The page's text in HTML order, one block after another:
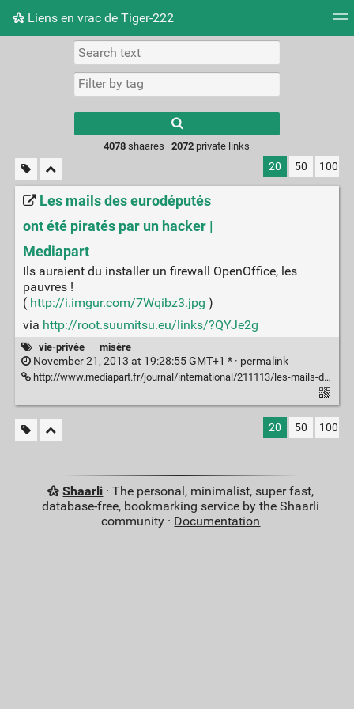
Liens en vrac de Tiger-222
Picture wall
results.
4078 shaares ·2072 private links
20 50 100
Les mails des eurodéputés
ont été piratés par un hacker |
Mediapart
Ils auraient du installer un firewall OpenOffice, les
pauvres !
( http://i.imgur.com/7Wqibz3.jpg )
via http://root.suumitsu.eu/links/?QYJe2g
vie-privée · misère
November 21, 2013 at 19:28:55 GMT+1 * · permalink
http://www.mediapart.fr/journal/international/211113/les-mails-des-eurodeputes-ont-ete-pirates-par-un-hacker
20 50 100
Shaarli · The personal, minimalist, super fast,
database-free, bookmarking service by the Shaarli
community · Documentation